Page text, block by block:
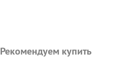
Рекомендуем купить